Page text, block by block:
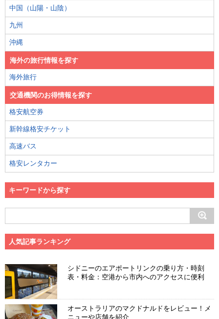
中国（山陽・山陰）
九州
沖縄
海外の旅行情報を探す
海外旅行
交通機関のお得情報を探す
格安航空券
新幹線格安チケット
高速バス
格安レンタカー
キーワードから探す
人気記事ランキング
シドニーのエアポートリンクの乗り方・時刻
表・料金：空港から市内へのアクセスに便利
オーストラリアのマクドナルドをレビュー！メ
ニューや店舗を紹介